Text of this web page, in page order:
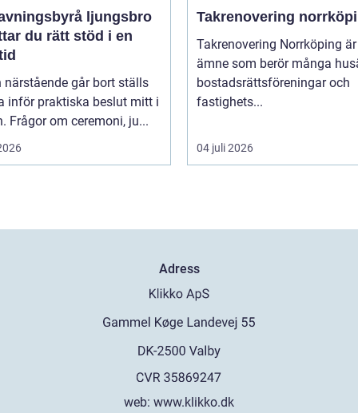
ljungsbro
du rätt stöd i en
närstående går bort ställs
inför praktiska beslut mitt i
Frågor om ceremoni, ju...
Takrenovering
Takrenovering Norrköping
ämne som berör många
bostadsrättsföreningar och
fastighets...
04 juli 2026
Adress
web: www.klikko.dk